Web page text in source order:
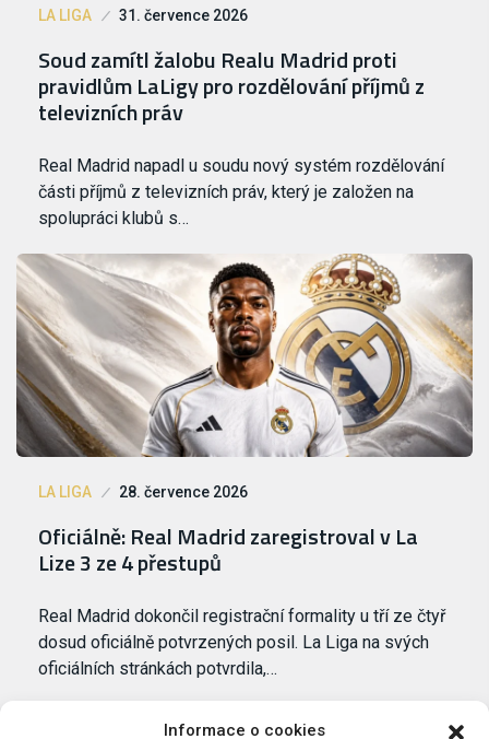
Informace o cookies
LA LIGA 31. července 2026
Soud zamítl žalobu Realu Madrid proti
pravidlům LaLigy pro rozdělování příjmů z
televizních práv
Real Madrid napadl u soudu nový systém rozdělování
části příjmů z televizních práv, který je založen na
spolupráci klubů s…
LA LIGA 28. července 2026
Oficiálně: Real Madrid zaregistroval v La
Lize 3 ze 4 přestupů
Real Madrid dokončil registrační formality u tří ze čtyř
dosud oficiálně potvrzených posil. La Liga na svých
oficiálních stránkách potvrdila,…